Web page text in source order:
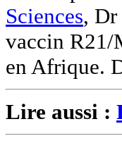
Sciences, Dr
vaccin R21/
en Afrique.
Lire aussi :